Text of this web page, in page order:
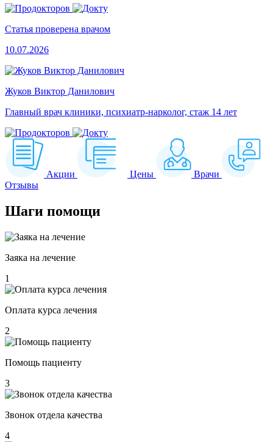
Статья проверена врачом
10.07.2026
Жуков Виктор Данилович
Главный врач клиники, психиатр-нарколог, стаж 14 лет
Акции Цены
Врачи
Отзывы
Шаги помощи
Заяка на лечение
1
Оплата курса лечения
2
Помощь пациенту
3
Звонок отдела качества
4